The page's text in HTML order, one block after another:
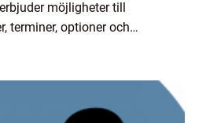
möjligheter till
terminer, optioner och